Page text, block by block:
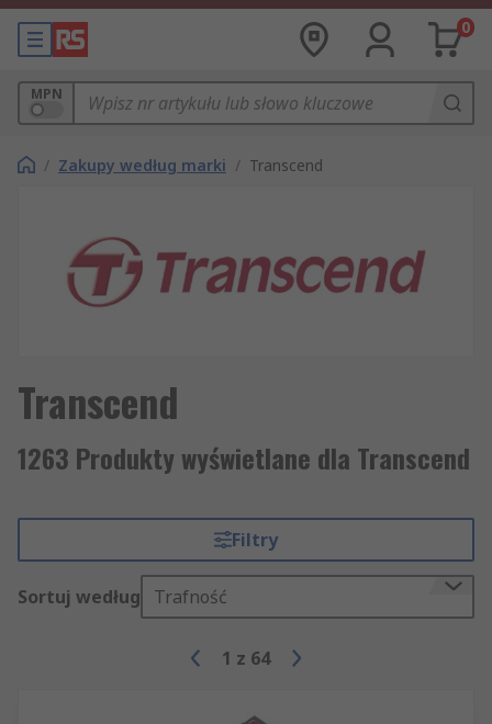
0
MPN
/ Zakupy według marki / Transcend
Transcend
1263 Produkty wyświetlane dla Transcend
Filtry
Sortuj według Trafność
1 z 64